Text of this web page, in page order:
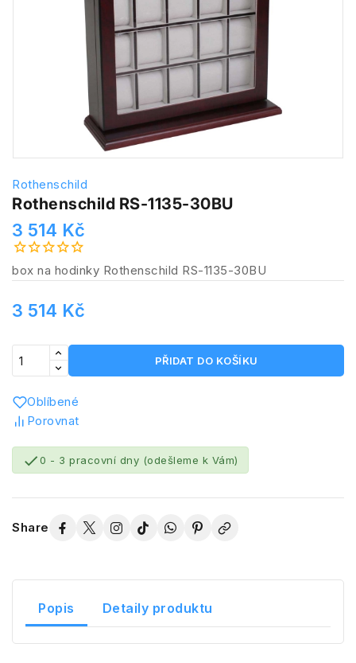
Rothenschild
Rothenschild RS-1135-30BU
3 514 Kč
box na hodinky Rothenschild RS-1135-30BU
3 514 Kč
PŘIDAT DO KOŠÍKU
Oblíbené
Porovnat
0 - 3 pracovní dny (odešleme k Vám)
Share
Popis Detaily produktu